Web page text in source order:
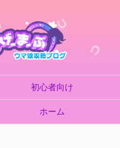
初心者向け
ホーム